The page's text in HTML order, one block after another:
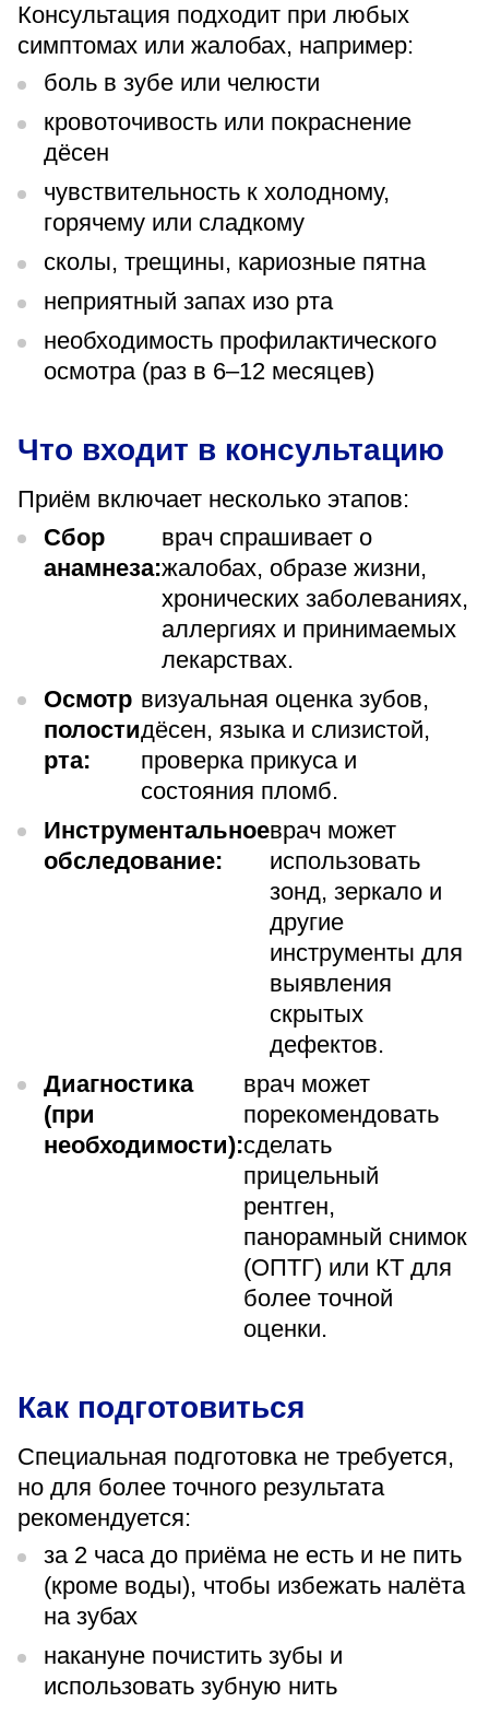
Администратор
+7 (4742) 72-73-31
Консультация подходит при любых
симптомах или жалобах, например:
боль в зубе или челюсти
кровоточивость или покраснение
дёсен
чувствительность к холодному,
горячему или сладкому
сколы, трещины, кариозные пятна
неприятный запах изо рта
необходимость профилактического
осмотра (раз в 6–12 месяцев)
Что входит в консультацию
Приём включает несколько этапов:
Сбор
анамнеза:
врач спрашивает о
жалобах, образе жизни,
хронических заболеваниях,
аллергиях и принимаемых
лекарствах.
Осмотр
полости
рта:
визуальная оценка зубов,
дёсен, языка и слизистой,
проверка прикуса и
состояния пломб.
Инструментальное
обследование:
врач может
использовать
зонд, зеркало и
другие
инструменты для
выявления
скрытых
дефектов.
Диагностика
(при
необходимости):
врач может
порекомендовать
сделать
прицельный
рентген,
панорамный снимок
(ОПТГ) или КТ для
более точной
оценки.
Как подготовиться
Специальная подготовка не требуется,
но для более точного результата
рекомендуется:
за 2 часа до приёма не есть и не пить
(кроме воды), чтобы избежать налёта
на зубах
накануне почистить зубы и
использовать зубную нить